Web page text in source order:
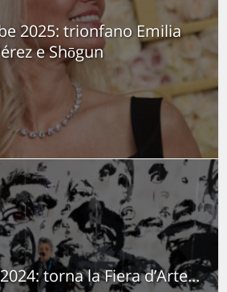
2025: trionfano Emilia
e Shōgun
torna la Fiera d’Arte...